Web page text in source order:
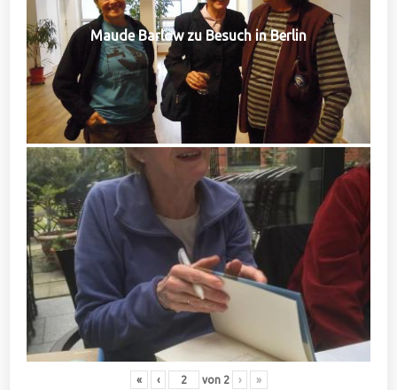
Maude Barlow zu Besuch in Berlin
« ‹ von 2 › »